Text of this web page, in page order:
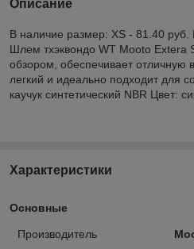
Описание
В наличие размер: XS - 81.40
Шлем тхэквондо WT Mooto Extera
обзором, обеспечивает отличную
легкий и идеально подходит для
каучук синтетический NBR Цвет:
Характеристики
Основные
Производитель